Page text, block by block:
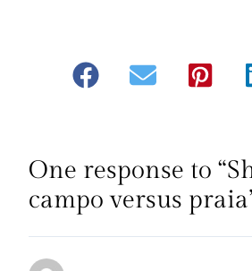
One response to
campo versus